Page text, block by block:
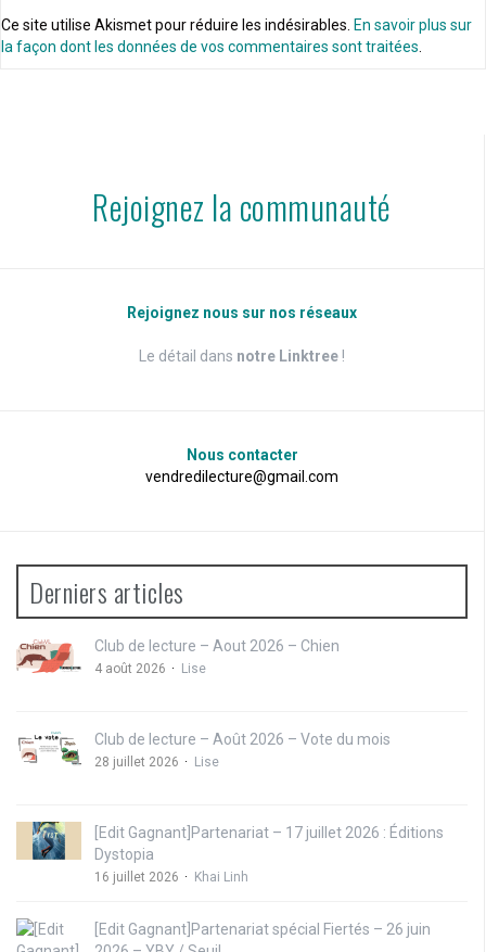
Ce site utilise Akismet pour réduire les indésirables. En savoir plus sur
la façon dont les données de vos commentaires sont traitées
Rejoignez la communauté
Rejoignez nous sur nos réseaux
Le détail dans notre Linktree !
Nous contacter
vendredilecture@gmail.com
Derniers articles
Club de lecture – Aout 2026 – Chien
4 août 2026 Lise
Club de lecture – Août 2026 – Vote du mois
28 juillet 2026 Lise
[Edit Gagnant]Partenariat – 17 juillet 2026 : Éditions
Dystopia
16 juillet 2026 Khai Linh
[Edit Gagnant]Partenariat spécial Fiertés – 26 juin